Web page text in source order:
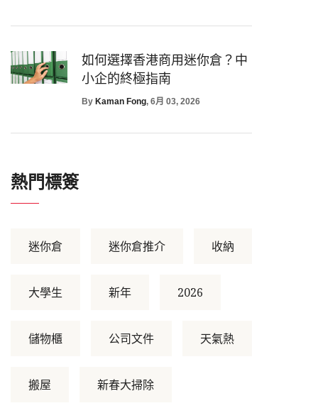
如何選擇香港商用迷你倉？中
小企的終極指南
By Kaman Fong, 6月 03, 2026
熱門標簽
迷你倉 迷你倉推介 收納
大學生 新年 2026
儲物櫃 公司文件 天氣熱
搬屋 新春大掃除